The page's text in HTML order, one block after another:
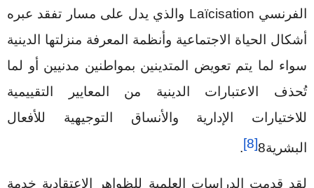
الفرنسي Laïcisation والذي يدل على مسار تفقد عبره
أشكال الحياة الاجتماعية وأنظمة المعرفة منزلتها الدينية
سواء لما يتم تعويض المتدينين بمواطنين مدنيين أو لما
تُحذف الاعتبارات الدينية من المعايير التقييمية
للاختيارات الإدارية والأنساق التوجيهية للأفعال
البشرية8
[8]
.
لقد قدمت الدراسات العلمية للظواهر الاعتقادية خدمة